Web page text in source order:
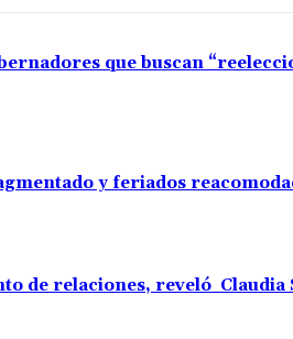
que buscan
y feriados
de relaciones, reveló Claudia